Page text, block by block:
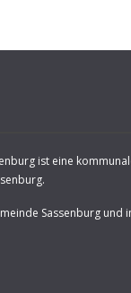
ist eine
Sassenburg und